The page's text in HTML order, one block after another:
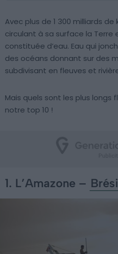
Avec plus de 1 300 milliards
circulant à sa surface la
constituée d’eau. Eau qui
des océans donnant sur des
subdivisant en fleuves et
Mais quels sont les plus longs
notre top 10 !
1. L’Amazone –